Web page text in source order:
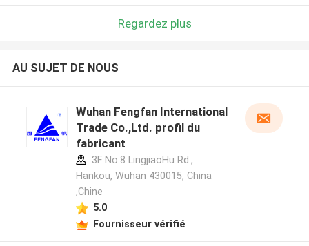
Regardez plus
AU SUJET DE NOUS
Wuhan Fengfan International
Trade Co.,Ltd. profil du
fabricant
3F No.8 LingjiaoHu Rd.,
Hankou, Wuhan 430015, China
,Chine
5.0
Fournisseur vérifié